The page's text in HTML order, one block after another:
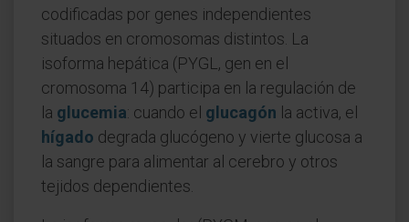
codificadas por genes independientes
situados en cromosomas distintos. La
isoforma hepática (PYGL, gen en el
cromosoma 14) participa en la regulación de
la glucemia: cuando el glucagón la activa, el
hígado degrada glucógeno y vierte glucosa a
la sangre para alimentar al cerebro y otros
tejidos dependientes.